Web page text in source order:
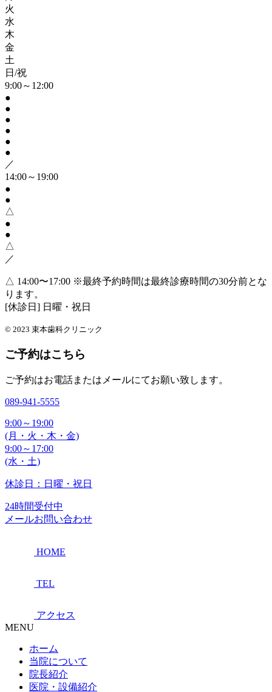
火
水
木
金
土
日/祝
9:00～12:00
●
●
●
●
●
●
／
14:00～19:00
●
●
△
●
●
△
／
△ 14:00〜17:00 ※最終予約時間は最終診療時間の30分前とな
ります。
[休診日] 日曜・祝日
© 2023 束本歯科クリニック
ご予約はこちら
ご予約はお電話またはメールにてお願い致します。
089-941-5555
9:00～19:00
(月・火・木・金)
9:00～17:00
(水・土)
休診日：日曜・祝日
24時間受付中
メールお問い合わせ
HOME
TEL
アクセス
MENU
ホーム
当院について
院長紹介
医院・設備紹介